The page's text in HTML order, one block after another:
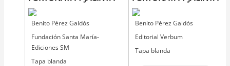
Autor
Benito Pérez Galdós
Editorial
Fundación Santa María-
Ediciones SM
Tapa blanda
Autor
Benito Pérez Galdós
Editorial
Editorial Verbum
Tapa blanda